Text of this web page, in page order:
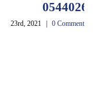
0 Comments